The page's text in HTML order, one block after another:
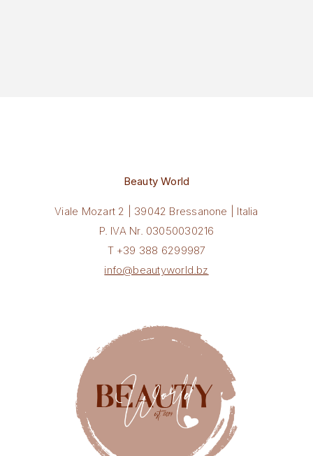
Beauty World
Viale Mozart 2 | 39042 Bressanone | Italia
P. IVA Nr. 03050030216
T +39 388 6299987
info@beautyworld.bz